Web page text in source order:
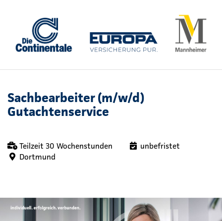
Sachbearbeiter (m/w/d)
Gutachtenservice
Teilzeit 30 Wochenstunden
unbefristet
Dortmund